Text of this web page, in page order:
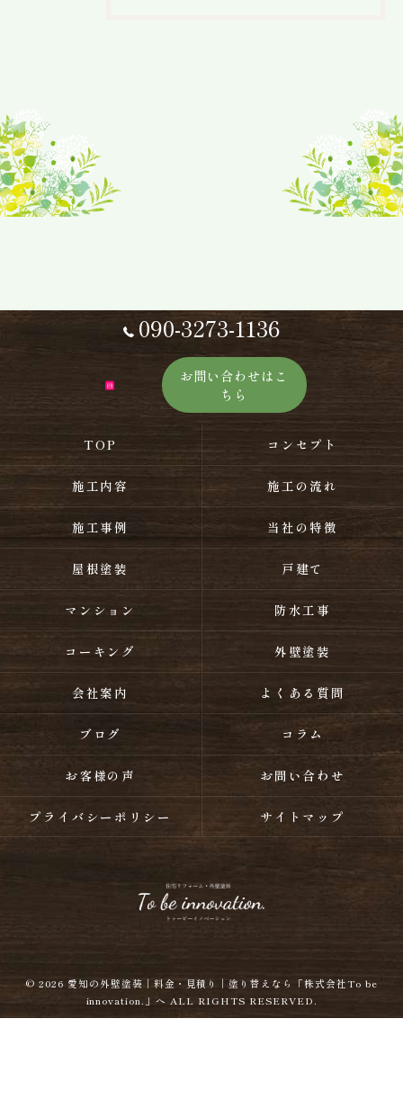
090-3273-1136
お問い合わせはこ
ちら
TOP コンセプト
施工内容 施工の流れ
施工事例 当社の特徴
屋根塗装 戸建て
マンション 防水工事
コーキング 外壁塗装
会社案内 よくある質問
ブログ コラム
お客様の声 お問い合わせ
プライバシーポリシー サイトマップ
© 2026 愛知の外壁塗装｜料金・見積り｜塗り替えなら「株式会社To be
innovation.」へ ALL RIGHTS RESERVED.